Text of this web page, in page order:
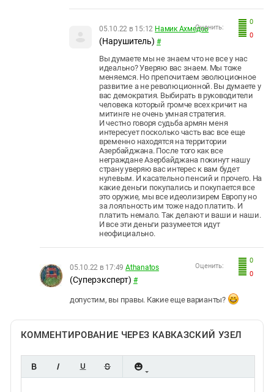
0
0
Оценить:
05.10.22 в 15:12 Намик Ахмедов
(Нарушитель) #
Вы думаете мы не знаем что не все у нас
идеально? Уверяю вас знаем. Мы тоже
меняемся. Но препочитаем эволюционное
развитие а не революционной. Вы думаете у
вас демократия. Выбирать в руководители
человека который громче всех кричит на
митинге не очень умная стратегия.
И честно говоря судьба армян меня
интересует посколько часть вас все еще
временно находятся на территории
Азербайджана. После того как все
неграждане Азербайджана покинут нашу
страну уверяю вас интерес к вам будет
нулевым. И касательно пенсий и прочего. На
какие деньги покупались и покупается все
это оружие, мы все идеолизирем Европу но
за лояльность им тоже надо платить. И
платить немало. Так делают и ваши и наши.
И все эти деньги разумеется идут
неофициально.
0
0
Оценить:
05.10.22 в 17:49 Athanatos
(Суперэксперт) #
допустим, вы правы. Какие еще варианты?
КОММЕНТИРОВАНИЕ ЧЕРЕЗ КАВКАЗСКИЙ УЗЕЛ